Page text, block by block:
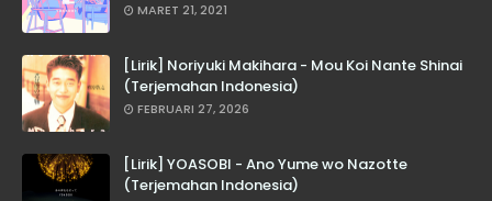
MARET 21, 2021
[Lirik] Noriyuki Makihara - Mou Koi Nante Shinai
(Terjemahan Indonesia)
FEBRUARI 27, 2026
[Lirik] YOASOBI - Ano Yume wo Nazotte
(Terjemahan Indonesia)